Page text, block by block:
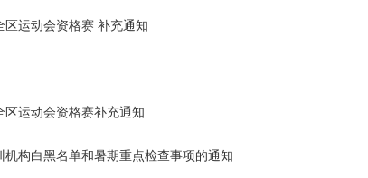
运动会资格赛 补充通知
运动会资格赛补充通知
构白黑名单和暑期重点检查事项的通知